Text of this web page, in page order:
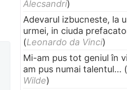
Alecsandri)
Adevarul izbucneste, la
urmei, in ciuda
(Leonardo da Vinci)
Mi-am pus tot geniul în
am pus numai talentul... (
Wilde)